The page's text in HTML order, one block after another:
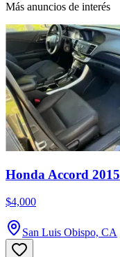
Más anuncios de interés
Honda Accord 2015
$4,000
San Luis Obispo, CA